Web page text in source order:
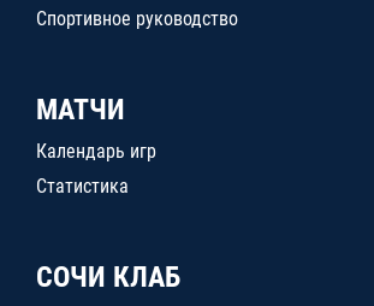
Спортивное руководство
МАТЧИ
Календарь игр
Статистика
СОЧИ КЛАБ